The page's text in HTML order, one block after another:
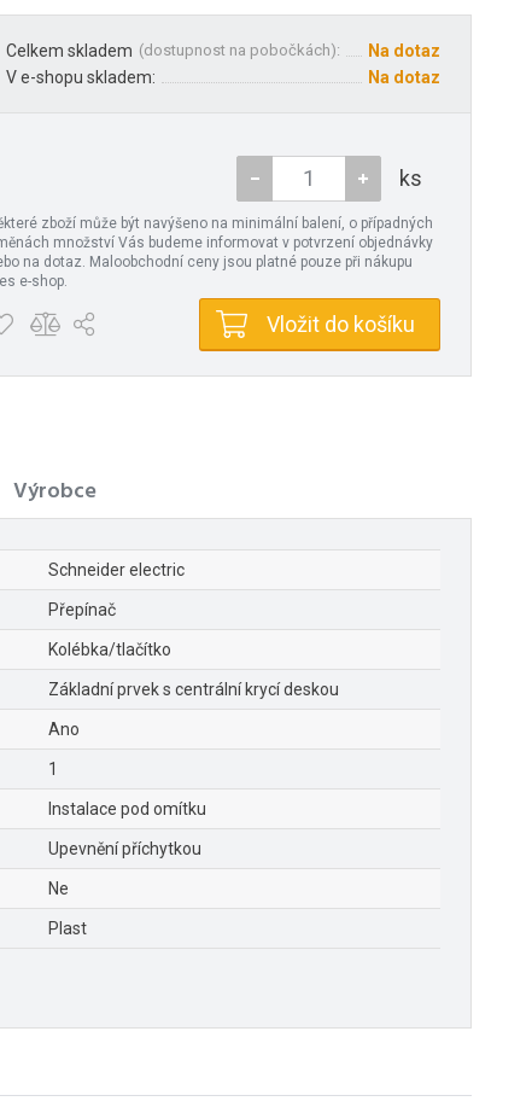
Celkem skladem (dostupnost na pobočkách):
Na dotaz
V e-shopu skladem:
Na dotaz
ks
zboží může být navýšeno na minimální balení, o případných
množství Vás budeme informovat v potvrzení objednávky
na dotaz. Maloobchodní ceny jsou platné pouze při nákupu
e-shop.
Vložit do košíku
Výrobce
Schneider electric
Přepínač
Kolébka/tlačítko
Základní prvek s centrální krycí deskou
Ano
1
Instalace pod omítku
Upevnění příchytkou
Ne
Plast